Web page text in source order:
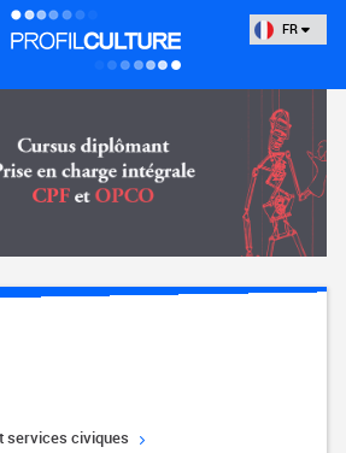
FR
services civiques